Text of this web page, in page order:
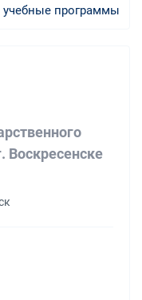
учебные программы
Воскресенске